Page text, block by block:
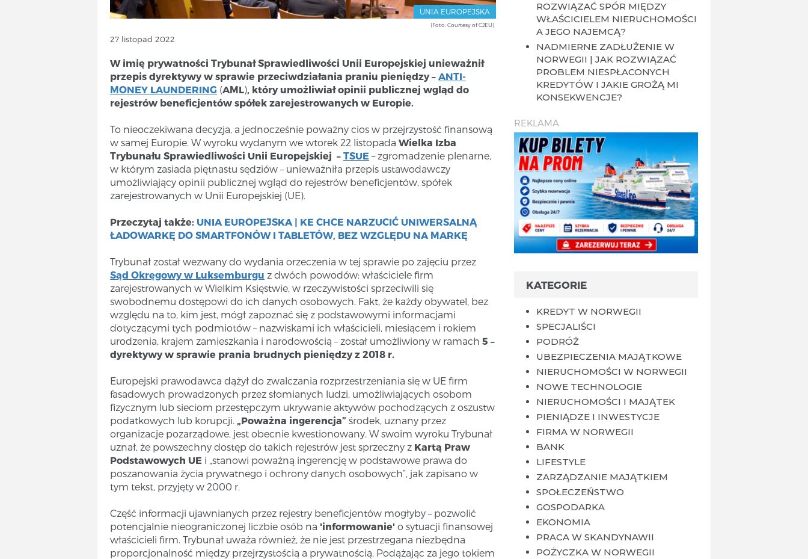
FORMALNOŚCI
USŁUGI
USŁUGI
INFORMATYCZNE
UNIA EUROPEJSKA
(Foto: Courtesy of CJEU)
27 listopad 2022
W imię prywatności Trybunał Sprawiedliwości Unii Europejskiej unieważnił
przepis dyrektywy w sprawie przeciwdziałania praniu pieniędzy – ANTI-
MONEY LAUNDERING (AML), który umożliwiał opinii publicznej wgląd do
rejestrów beneficjentów spółek zarejestrowanych w Europie.
To nieoczekiwana decyzja, a jednocześnie poważny cios w przejrzystość finansową
w samej Europie. W wyroku wydanym we wtorek 22 listopada Wielka Izba
Trybunału Sprawiedliwości Unii Europejskiej – TSUE – zgromadzenie plenarne,
w którym zasiada piętnastu sędziów – unieważniła przepis ustawodawczy
umożliwiający opinii publicznej wgląd do rejestrów beneficjentów, spółek
zarejestrowanych w Unii Europejskiej (UE).
Przeczytaj także: UNIA EUROPEJSKA | KE CHCE NARZUCIĆ UNIWERSALNĄ
ŁADOWARKĘ DO SMARTFONÓW I TABLETÓW, BEZ WZGLĘDU NA MARKĘ
Trybunał został wezwany do wydania orzeczenia w tej sprawie po zajęciu przez
Sąd Okręgowy w Luksemburgu z dwóch powodów: właściciele firm
zarejestrowanych w Wielkim Księstwie, w rzeczywistości sprzeciwili się
swobodnemu dostępowi do ich danych osobowych. Fakt, że każdy obywatel, bez
względu na to, kim jest, mógł zapoznać się z podstawowymi informacjami
dotyczącymi tych podmiotów – nazwiskami ich właścicieli, miesiącem i rokiem
urodzenia, krajem zamieszkania i narodowością – został umożliwiony w ramach 5 –
dyrektywy w sprawie prania brudnych pieniędzy z 2018 r.
Europejski prawodawca dążył do zwalczania rozprzestrzeniania się w UE firm
fasadowych prowadzonych przez słomianych ludzi, umożliwiających osobom
fizycznym lub sieciom przestępczym ukrywanie aktywów pochodzących z oszustw
podatkowych lub korupcji. „Poważna ingerencja” środek, uznany przez
organizacje pozarządowe, jest obecnie kwestionowany. W swoim wyroku Trybunał
uznał, że powszechny dostęp do takich rejestrów jest sprzeczny z Kartą Praw
Podstawowych UE i „stanowi poważną ingerencję w podstawowe prawa do
poszanowania życia prywatnego i ochrony danych osobowych”, jak zapisano w
tym tekst, przyjęty w 2000 r.
Część informacji ujawnianych przez rejestry beneficjentów mogłyby – pozwolić
potencjalnie nieograniczonej liczbie osób na 'informowanie' o sytuacji finansowej
właścicieli firm. Trybunał uważa również, że nie jest przestrzegana niezbędna
proporcjonalność między przejrzystością a prywatnością. Podążając za jego tokiem
ROZWIĄZAĆ SPÓR MIĘDZY
WŁAŚCICIELEM NIERUCHOMOŚCI
A JEGO NAJEMCĄ?
NADMIERNE ZADŁUŻENIE W
NORWEGII | JAK ROZWIĄZAĆ
PROBLEM NIESPŁACONYCH
KREDYTÓW I JAKIE GROŻĄ MI
KONSEKWENCJE?
REKLAMA
KATEGORIE
KREDYT W NORWEGII
SPECJALIŚCI
PODRÓŻ
UBEZPIECZENIA MAJĄTKOWE
NIERUCHOMOŚCI W NORWEGII
NOWE TECHNOLOGIE
NIERUCHOMOŚCI I MAJĄTEK
PIENIĄDZE I INWESTYCJE
FIRMA W NORWEGII
BANK
LIFESTYLE
ZARZĄDZANIE MAJĄTKIEM
SPOŁECZEŃSTWO
GOSPODARKA
EKONOMIA
PRACA W SKANDYNAWII
POŻYCZKA W NORWEGII